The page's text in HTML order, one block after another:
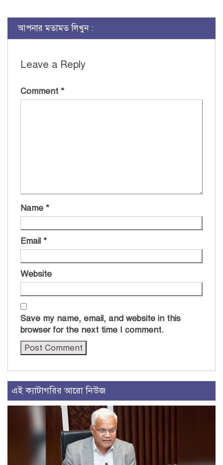
আপনার মতামত লিখুন :
Leave a Reply
Comment *
Name *
Email *
Website
Save my name, email, and website in this
browser for the next time I comment.
এই ক্যাটাগরির আরো নিউজ